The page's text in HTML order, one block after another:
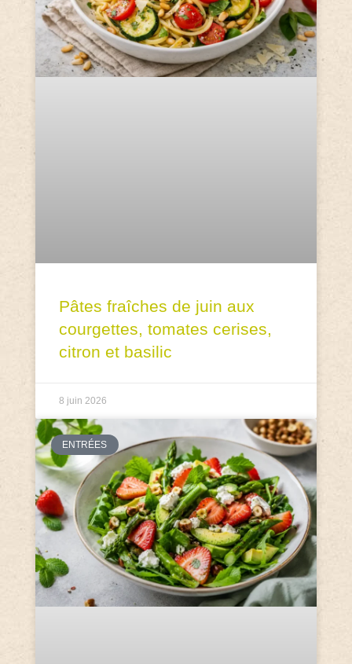
Pâtes fraîches de juin aux
courgettes, tomates cerises,
citron et basilic
8 juin 2026
ENTRÉES